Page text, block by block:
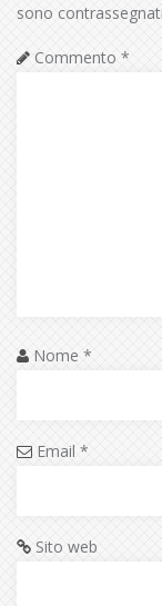
sono contrassegnati
Commento *
Nome *
Email *
Sito web